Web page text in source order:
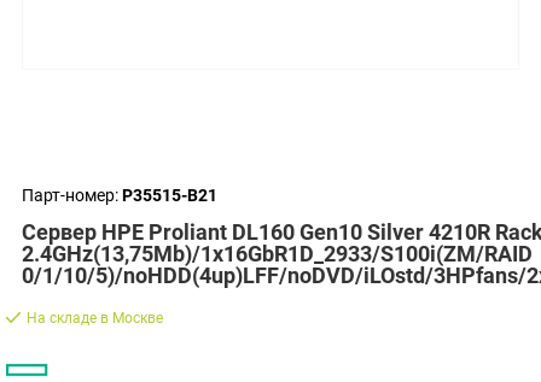
Парт-номер:P35515-B21
Сервер HPE Proliant DL160 Gen10 Silver 4210R
2.4GHz(13,75Mb)/1x16GbR1D_2933/S100i(ZM/RAID
0/1/10/5)/noHDD(4up)LFF/noDVD/iLOstd/3HPfans/
На складе в Москве